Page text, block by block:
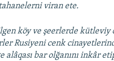
viran ete.
köy ve şeerlerde
Rusiyeni cenk
bar olğanını inkâr